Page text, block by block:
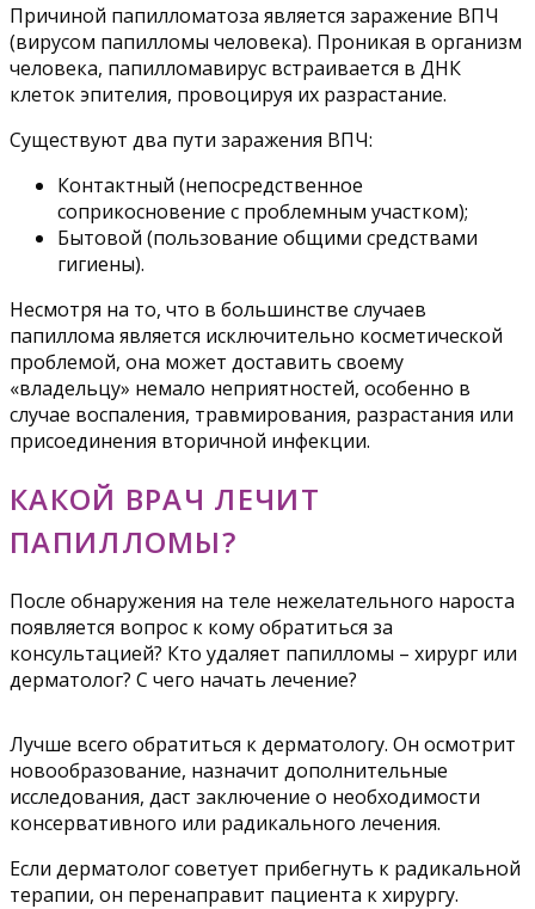
Причиной папилломатоза является заражение ВПЧ
(вирусом папилломы человека). Проникая в организм
человека, папилломавирус встраивается в ДНК
клеток эпителия, провоцируя их разрастание.
Существуют два пути заражения ВПЧ:
Контактный (непосредственное
соприкосновение с проблемным участком);
Бытовой (пользование общими средствами
гигиены).
Несмотря на то, что в большинстве случаев
папиллома является исключительно косметической
проблемой, она может доставить своему
«владельцу» немало неприятностей, особенно в
случае воспаления, травмирования, разрастания или
присоединения вторичной инфекции.
КАКОЙ ВРАЧ ЛЕЧИТ
ПАПИЛЛОМЫ?
После обнаружения на теле нежелательного нароста
появляется вопрос к кому обратиться за
консультацией? Кто удаляет папилломы – хирург или
дерматолог? С чего начать лечение?
Лучше всего обратиться к дерматологу. Он осмотрит
новообразование, назначит дополнительные
исследования, даст заключение о необходимости
консервативного или радикального лечения.
Если дерматолог советует прибегнуть к радикальной
терапии, он перенаправит пациента к хирургу.